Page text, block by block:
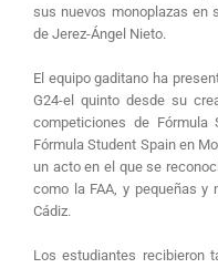
sus nuevos monoplazas en
de Jerez-Ángel Nieto.
El equipo gaditano ha
G24-el quinto desde su
competiciones de
Fórmula Student Spain en
un acto en el que se
como la FAA, y pequeñas y
Cádiz.
Los estudiantes recibieron